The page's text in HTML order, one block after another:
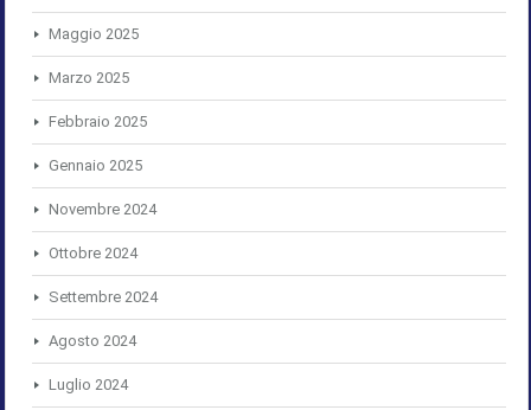
Maggio 2025
Marzo 2025
Febbraio 2025
Gennaio 2025
Novembre 2024
Ottobre 2024
Settembre 2024
Agosto 2024
Luglio 2024